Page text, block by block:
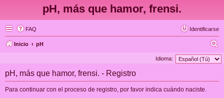
pH, más que hamor, frensi.
FAQ Identificarse
Inicio pH
u
Idioma:
pH, más que hamor, frensi. - Registro
Para continuar con el proceso de registro, por favor indica cuándo naciste.